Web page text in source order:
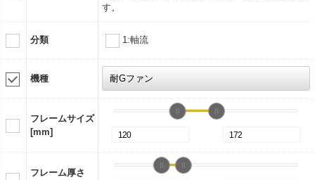
す。
分類 1:軸流
機種
フレームサイズ
[mm]
フレーム厚さ